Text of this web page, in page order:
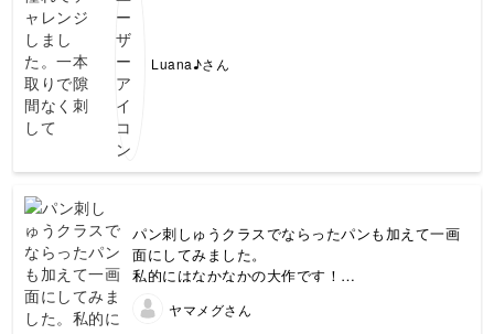
色を変えてやってみたくなりました。
Luana♪さん
パン刺しゅうクラスでならったパンも加えて一画
面にしてみました。
私的にはなかなかの大作です！
パンダちゃんの色を変えてもかわいくなりそうで
す★
ヤマメグさん